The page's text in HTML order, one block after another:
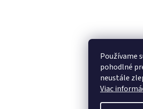
Používame
pohodlné
neustále
Viac